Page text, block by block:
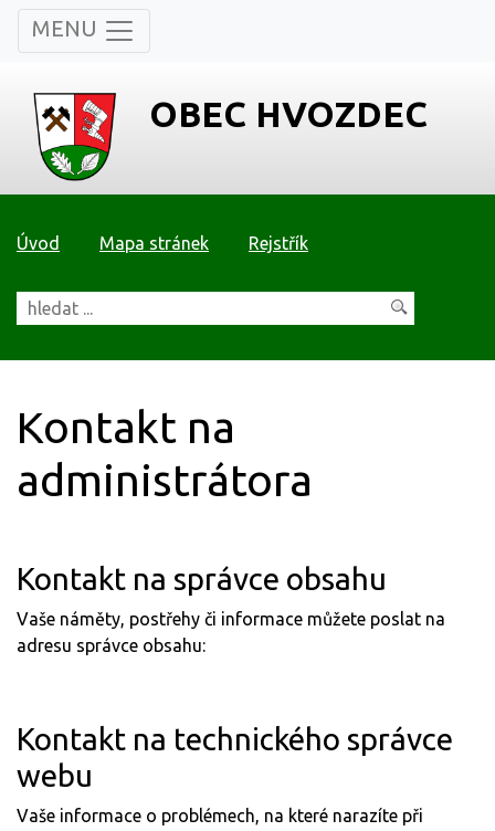
MENU
OBEC HVOZDEC
Úvod Mapa stránek Rejstřík
Kontakt na
administrátora
Kontakt na správce obsahu
Vaše náměty, postřehy či informace můžete poslat na
adresu správce obsahu:
Kontakt na technického správce
webu
Vaše informace o problémech, na které narazíte při